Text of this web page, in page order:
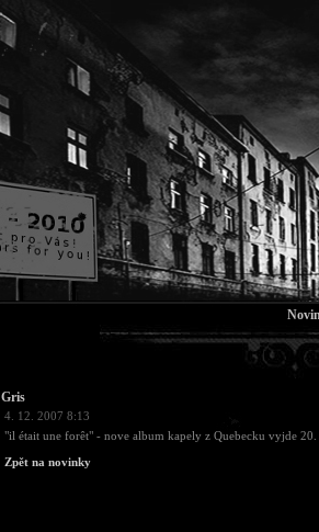
Gris
4. 12. 2007 8:13
"il était une forêt" - nove album kapely z Quebecku vyjde 20.
Zpět na novinky